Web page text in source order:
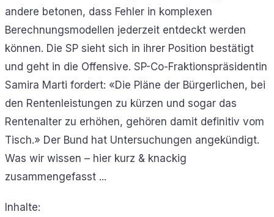
andere betonen, dass Fehler in komplexen
Berechnungsmodellen jederzeit entdeckt werden
können. Die SP sieht sich in ihrer Position bestätigt
und geht in die Offensive. SP-Co-Fraktionspräsidentin
Samira Marti fordert: «Die Pläne der Bürgerlichen, bei
den Rentenleistungen zu kürzen und sogar das
Rentenalter zu erhöhen, gehören damit definitiv vom
Tisch.» Der Bund hat Untersuchungen angekündigt.
Was wir wissen – hier kurz & knackig
zusammengefasst ...
Inhalte: